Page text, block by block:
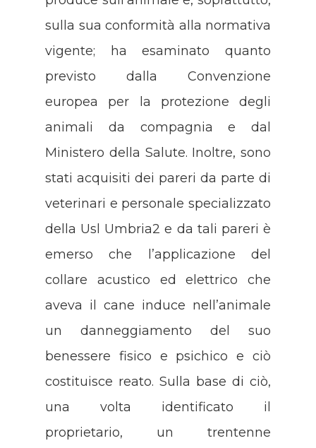
sulla sua conformità alla normativa
vigente; ha esaminato quanto
previsto dalla Convenzione
europea per la protezione degli
animali da compagnia e dal
Ministero della Salute. Inoltre, sono
stati acquisiti dei pareri da parte di
veterinari e personale specializzato
della Usl Umbria2 e da tali pareri è
emerso che l’applicazione del
collare acustico ed elettrico che
aveva il cane induce nell’animale
un danneggiamento del suo
benessere fisico e psichico e ciò
costituisce reato. Sulla base di ciò,
una volta identificato il
proprietario, un trentenne